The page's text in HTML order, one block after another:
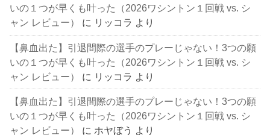
いの１つが早くも叶った（2026ワシントン１回戦 vs. シ
ャン レビュー）
に リッコラ より
【鼻血出た】引退間際の選手のプレーじゃない！3つの願
いの１つが早くも叶った（2026ワシントン１回戦 vs. シ
ャン レビュー）
に リッコラ より
【鼻血出た】引退間際の選手のプレーじゃない！3つの願
いの１つが早くも叶った（2026ワシントン１回戦 vs. シ
ャン レビュー）
に ホヤぼう より